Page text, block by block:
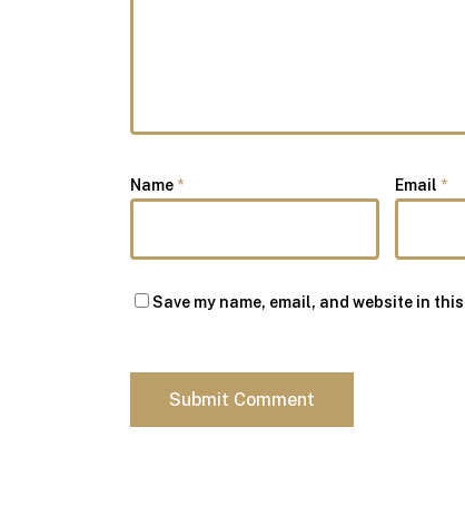
Name * Email *
Save my name, email, and website in